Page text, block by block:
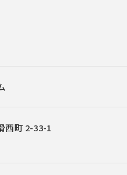
西町 2-33-1